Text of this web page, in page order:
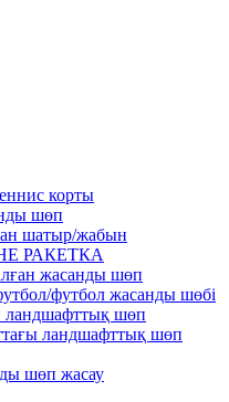
корты
шөп
шатыр/жабын
РАКЕТКА
жасанды шөп
футбол жасанды шөбі
ландшафттық шөп
ландшафттық шөп
шөп жасау